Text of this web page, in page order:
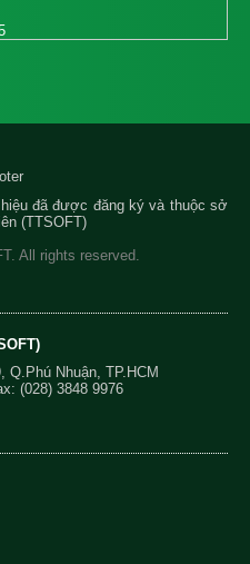
đã được đăng ký và thuộc sở
(TTSOFT)
All rights reserved.
Nhuận, TP.HCM
(028) 3848 9976